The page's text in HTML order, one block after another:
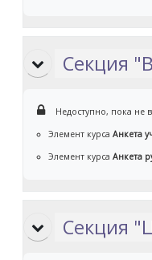
Секция
Недоступно, пока не
Элемент курсаАнкета
Элемент курсаАнкета
Секция